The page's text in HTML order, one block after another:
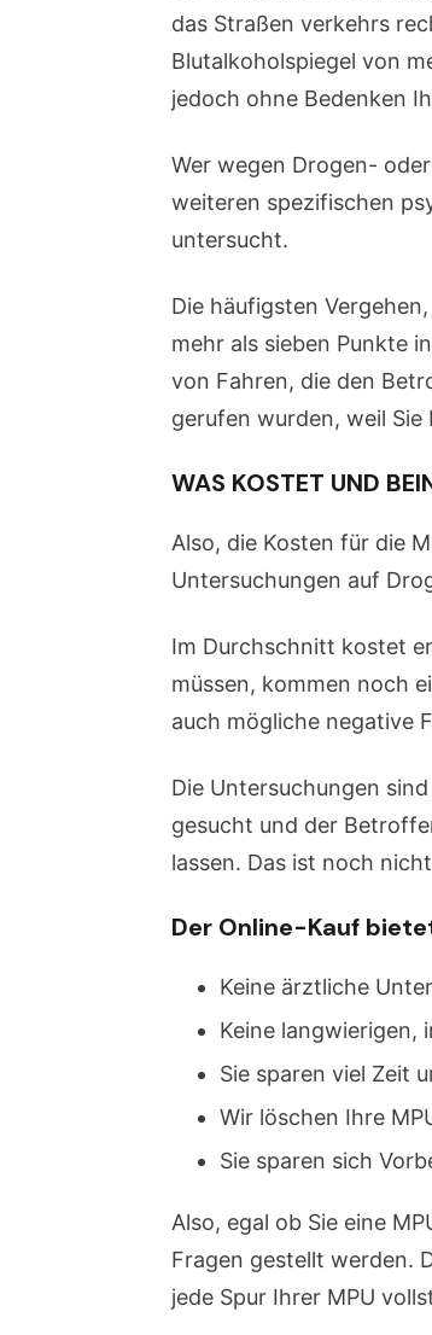
das Straßen verkehrs
Blutalkoholspiegel von
jedoch ohne Bedenken
Wer wegen Drogen-
weiteren spezifischen
untersucht.
Die häufigsten
mehr als sieben Punkte
von Fahren, die den
gerufen wurden, weil
WAS KOSTET UND
Also, die Kosten für die
Untersuchungen auf
Im Durchschnitt kostet
müssen, kommen noch
auch mögliche negative
Die Untersuchungen
gesucht und der
lassen. Das ist noch
Der Online-Kauf
Keine ärztliche
Keine langwierigen,
Sie sparen viel Zeit
Wir löschen Ihre
Sie sparen sich
Also, egal ob Sie eine
Fragen gestellt werden.
jede Spur Ihrer MPU